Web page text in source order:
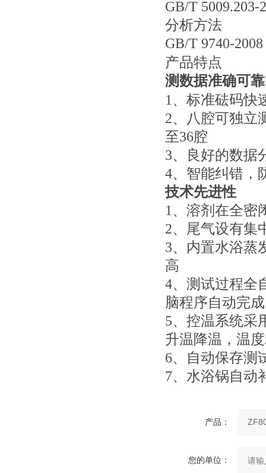
GB/T
分析方法
GB/T 9740-
产品特点
测数据准确可靠
1、 标准砝码快
2、
八腔可独立
至36腔
3、
良好的数据
4、 智能纠错，
技术先进性
1、 溶剂在全密
2、 尾气设有集
3、 内置水浴蒸
高
4、 测试过程全
脑程序自动完成
5、 控温系统采
升温降温，温
6、
自动保存测
7、 水浴锅自动
产品：
您的单位：